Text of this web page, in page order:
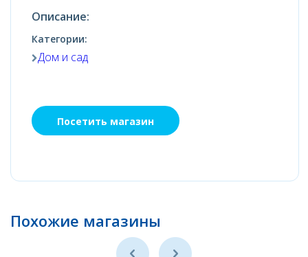
Описание:
Категории:
Дом и сад
Посетить магазин
Похожие магазины